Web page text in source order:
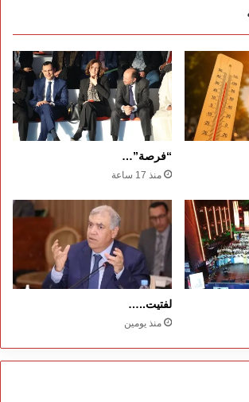
“فرصة”…
منذ 17 ساعة
لفتيت..…
منذ يومين